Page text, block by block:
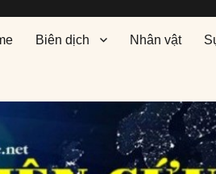
Biên dịch Nhân vật